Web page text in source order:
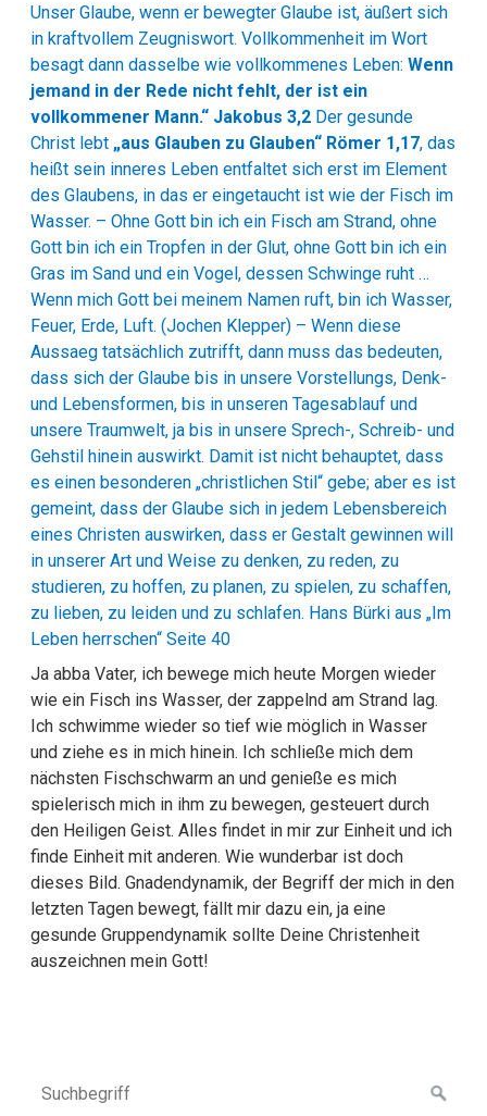
Unser Glaube, wenn er bewegter Glaube ist, äußert sich
in kraftvollem Zeugniswort. Vollkommenheit im Wort
besagt dann dasselbe wie vollkommenes Leben:Wenn
jemand in der Rede nicht fehlt, der ist ein
vollkommener Mann.“ Jakobus 3,2 Der gesunde
Christ lebt „aus Glauben zu Glauben“ Römer 1,17, das
heißt sein inneres Leben entfaltet sich erst im Element
des Glaubens, in das er eingetaucht ist wie der Fisch im
Wasser. – Ohne Gott bin ich ein Fisch am Strand, ohne
Gott bin ich ein Tropfen in der Glut, ohne Gott bin ich ein
Gras im Sand und ein Vogel, dessen Schwinge ruht …
Wenn mich Gott bei meinem Namen ruft, bin ich Wasser,
Feuer, Erde, Luft. (Jochen Klepper) – Wenn diese
Aussaeg tatsächlich zutrifft, dann muss das bedeuten,
dass sich der Glaube bis in unsere Vorstellungs, Denk-
und Lebensformen, bis in unseren Tagesablauf und
unsere Traumwelt, ja bis in unsere Sprech-, Schreib- und
Gehstil hinein auswirkt. Damit ist nicht behauptet, dass
es einen besonderen „christlichen Stil“ gebe; aber es ist
gemeint, dass der Glaube sich in jedem Lebensbereich
eines Christen auswirken, dass er Gestalt gewinnen will
in unserer Art und Weise zu denken, zu reden, zu
studieren, zu hoffen, zu planen, zu spielen, zu schaffen,
zu lieben, zu leiden und zu schlafen. Hans Bürki aus „Im
Leben herrschen“ Seite 40
Ja abba Vater, ich bewege mich heute Morgen wieder
wie ein Fisch ins Wasser, der zappelnd am Strand lag.
Ich schwimme wieder so tief wie möglich in Wasser
und ziehe es in mich hinein. Ich schließe mich dem
nächsten Fischschwarm an und genieße es mich
spielerisch mich in ihm zu bewegen, gesteuert durch
den Heiligen Geist. Alles findet in mir zur Einheit und ich
finde Einheit mit anderen. Wie wunderbar ist doch
dieses Bild. Gnadendynamik, der Begriff der mich in den
letzten Tagen bewegt, fällt mir dazu ein, ja eine
gesunde Gruppendynamik sollte Deine Christenheit
auszeichnen mein Gott!